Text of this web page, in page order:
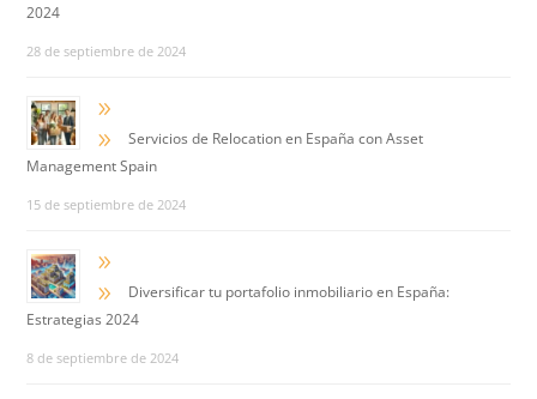
2024
28 de septiembre de 2024
9
9
Servicios de Relocation en España con Asset
Management Spain
15 de septiembre de 2024
9
9
Diversificar tu portafolio inmobiliario en España:
Estrategias 2024
8 de septiembre de 2024